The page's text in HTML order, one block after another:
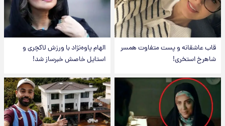
قاب عاشقانه و پست متفاوت همسر
شاهرخ استخری!
الهام پاوه‌نژاد با ورزش لاکچری و
استایل خاصش خبرساز شد!